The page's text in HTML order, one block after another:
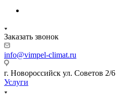
Заказать звонок
info@vimpel-climat.ru
г. Новороссийск ул. Советов 2/6
Услуги